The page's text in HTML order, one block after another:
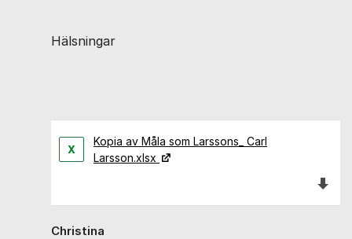
Hälsningar
Kopia av Måla som Larssons_ Carl
Larsson.xlsx
Christina